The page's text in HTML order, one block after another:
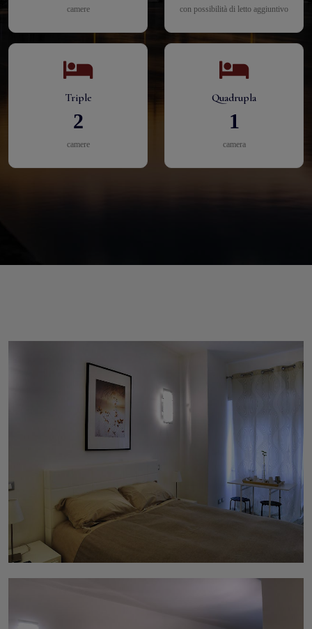
camere con possibilità di letto aggiuntivo
Triple
2
camere
Quadrupla
1
camera